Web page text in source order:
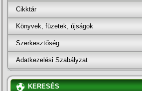
Cikktár
Könyvek, füzetek, újságok
Szerkesztőség
Adatkezelési Szabályzat
KERESÉS